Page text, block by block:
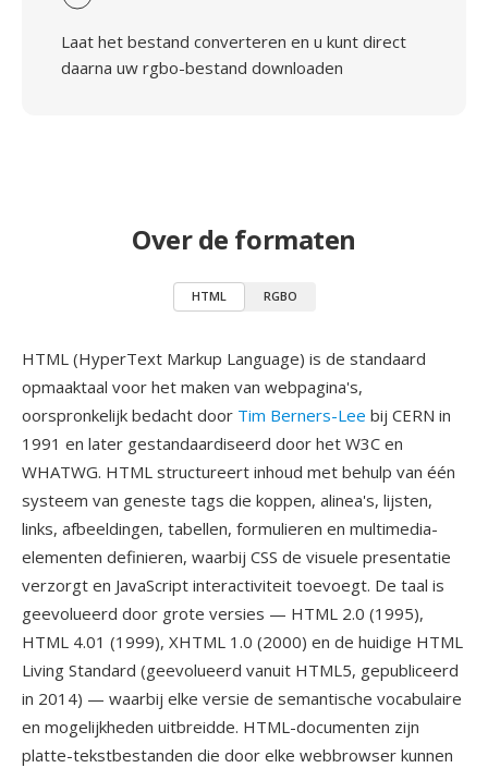
Laat het bestand converteren en u kunt direct
daarna uw rgbo-bestand downloaden
Over de formaten
HTML RGBO
HTML (HyperText Markup Language) is de standaard
opmaaktaal voor het maken van webpagina's,
oorspronkelijk bedacht door Tim Berners-Lee bij CERN in
1991 en later gestandaardiseerd door het W3C en
WHATWG. HTML structureert inhoud met behulp van één
systeem van geneste tags die koppen, alinea's, lijsten,
links, afbeeldingen, tabellen, formulieren en multimedia-
elementen definieren, waarbij CSS de visuele presentatie
verzorgt en JavaScript interactiviteit toevoegt. De taal is
geevolueerd door grote versies — HTML 2.0 (1995),
HTML 4.01 (1999), XHTML 1.0 (2000) en de huidige HTML
Living Standard (geevolueerd vanuit HTML5, gepubliceerd
in 2014) — waarbij elke versie de semantische vocabulaire
en mogelijkheden uitbreidde. HTML-documenten zijn
platte-tekstbestanden die door elke webbrowser kunnen